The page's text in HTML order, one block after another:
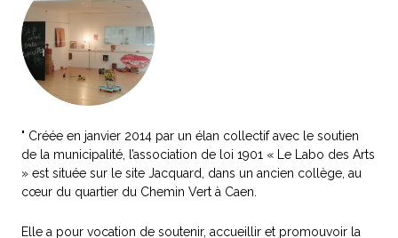
" Créée en janvier 2014 par un élan collectif avec le soutien
de la municipalité, l’association de loi 1901 « Le Labo des Arts
» est située sur le site Jacquard, dans un ancien collège, au
cœur du quartier du Chemin Vert à Caen.
Elle a pour vocation de soutenir, accueillir et promouvoir la